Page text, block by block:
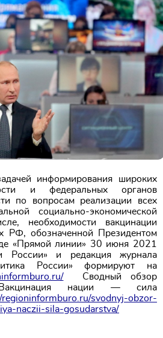
информирования широких
и федеральных органов
по вопросам реализации всех
социально-экономической
необходимости вакцинации
РФ, обозначенной Президентом
«Прямой линии» 30 июня 2021
России» и редакция журнала
России» формируют на
Сводный обзор
нации — сила
regioninformburo.ru/svodnyj-obzor-
naczii-sila-gosudarstva/